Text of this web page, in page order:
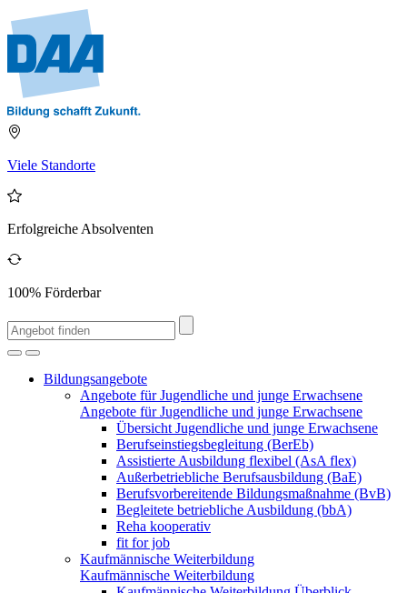
Viele Standorte
Erfolgreiche Absolventen
100% Förderbar
Bildungsangebote
Angebote für Jugendliche und junge Erwachsene
Angebote für Jugendliche und junge Erwachsene
Übersicht Jugendliche und junge Erwachsene
Berufseinstiegsbegleitung (BerEb)
Assistierte Ausbildung flexibel (AsA flex)
Außerbetriebliche Berufsausbildung (BaE)
Berufsvorbereitende Bildungsmaßnahme (BvB)
Begleitete betriebliche Ausbildung (bbA)
Reha kooperativ
fit for job
Kaufmännische Weiterbildung
Kaufmännische Weiterbildung